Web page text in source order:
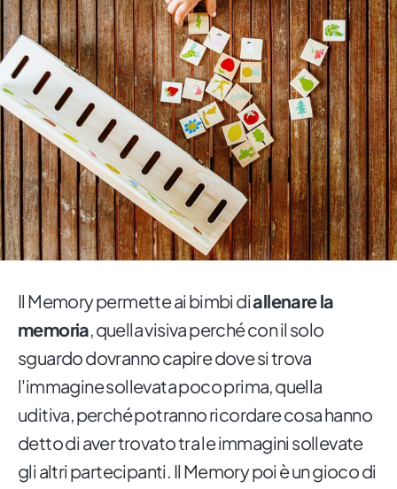
Il Memory permette ai bimbi diallenare la
memoria, quella visiva perché con il solo
sguardo dovranno capire dove si trova
l'immagine sollevata poco prima, quella
uditiva, perché potranno ricordare cosa hanno
detto di aver trovato tra le immagini sollevate
gli altri partecipanti. Il Memory poi è un gioco di